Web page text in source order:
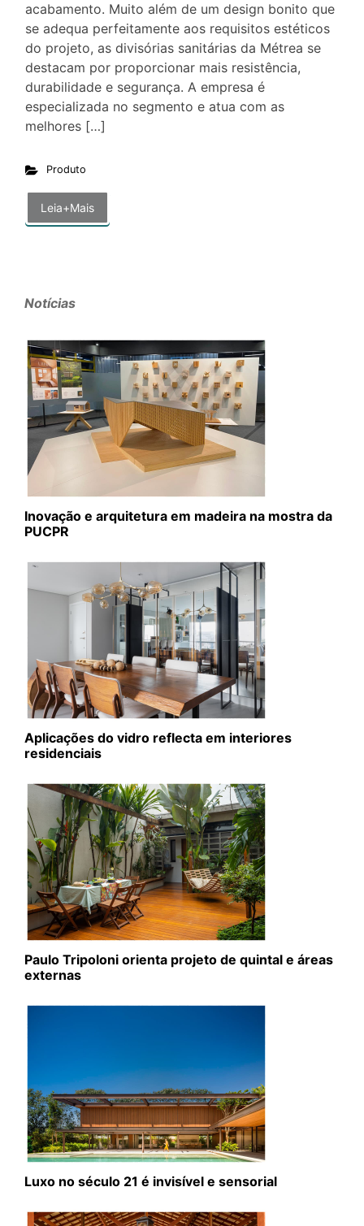
acabamento. Muito além de um design bonito que
se adequa perfeitamente aos requisitos estéticos
do projeto, as divisórias sanitárias da Métrea se
destacam por proporcionar mais resistência,
durabilidade e segurança. A empresa é
especializada no segmento e atua com as
melhores […]
Produto
Leia+Mais
Notícias
Inovação e arquitetura em madeira na mostra da
PUCPR
Aplicações do vidro reflecta em interiores
residenciais
Paulo Tripoloni orienta projeto de quintal e áreas
externas
Luxo no século 21 é invisível e sensorial